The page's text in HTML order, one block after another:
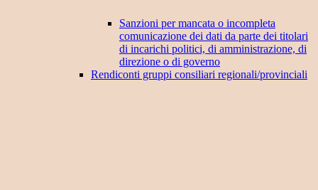
Sanzioni per mancata o incompleta
comunicazione dei dati da parte dei titolari
di incarichi politici, di amministrazione, di
direzione o di governo
Rendiconti gruppi consiliari regionali/provinciali